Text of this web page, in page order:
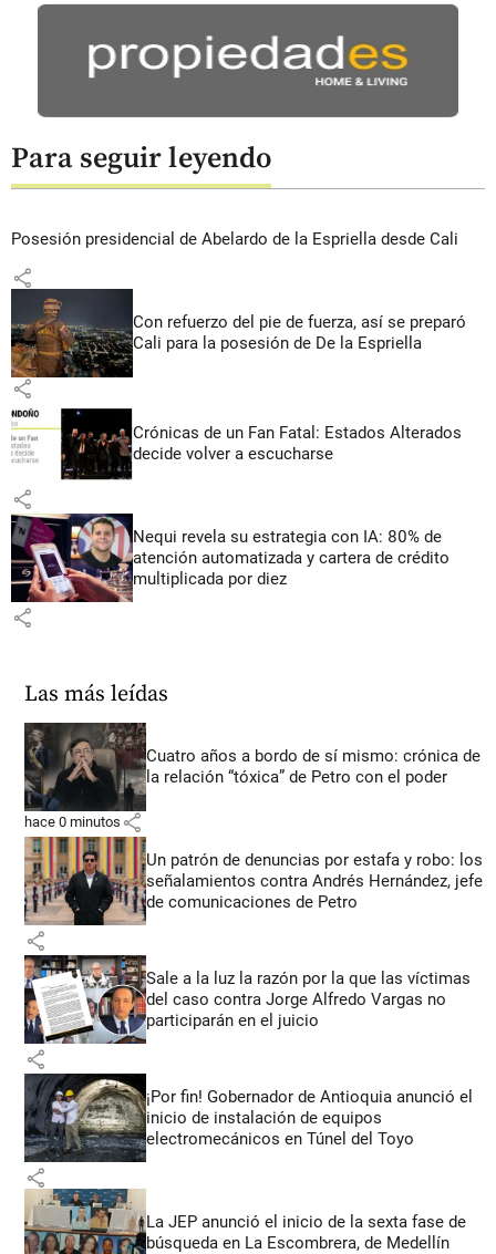
Para seguir leyendo
Posesión presidencial de Abelardo de la Espriella desde Cali
share
Con refuerzo del pie de fuerza, así se preparó
Cali para la posesión de De la Espriella
share
Crónicas de un Fan Fatal: Estados Alterados
decide volver a escucharse
share
Nequi revela su estrategia con IA: 80% de
atención automatizada y cartera de crédito
multiplicada por diez
share
Las más leídas
Cuatro años a bordo de sí mismo: crónica de
la relación “tóxica” de Petro con el poder
hace 0 minutos share
Un patrón de denuncias por estafa y robo: los
señalamientos contra Andrés Hernández, jefe
de comunicaciones de Petro
share
Sale a la luz la razón por la que las víctimas
del caso contra Jorge Alfredo Vargas no
participarán en el juicio
share
¡Por fin! Gobernador de Antioquia anunció el
inicio de instalación de equipos
electromecánicos en Túnel del Toyo
share
La JEP anunció el inicio de la sexta fase de
búsqueda en La Escombrera, de Medellín